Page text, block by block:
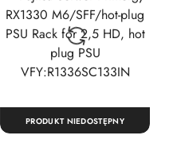
PRODUKT NIEDOSTĘPNY